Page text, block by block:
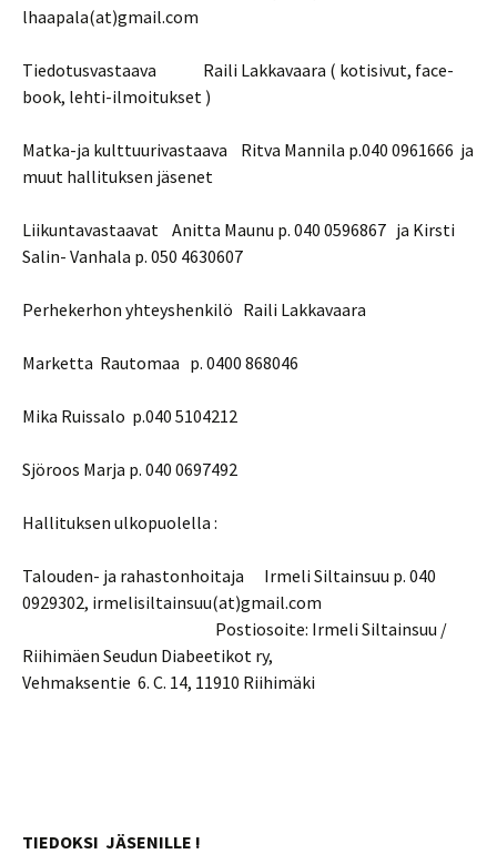
lhaapala(at)gmail.com
Tiedotusvastaava Raili Lakkavaara ( kotisivut, face-
book, lehti-ilmoitukset )
Matka-ja kulttuurivastaava Ritva Mannila p.040 0961666 ja
muut hallituksen jäsenet
Liikuntavastaavat Anitta Maunu p. 040 0596867 ja Kirsti
Salin- Vanhala p. 050 4630607
Perhekerhon yhteyshenkilö Raili Lakkavaara
Marketta Rautomaa p. 0400 868046
Mika Ruissalo p.040 5104212
Sjöroos Marja p. 040 0697492
Hallituksen ulkopuolella :
Talouden- ja rahastonhoitaja Irmeli Siltainsuu p. 040
0929302, irmelisiltainsuu(at)gmail.com
Postiosoite: Irmeli Siltainsuu /
Riihimäen Seudun Diabeetikot ry,
Vehmaksentie 6. C. 14, 11910 Riihimäki
TIEDOKSI JÄSENILLE !